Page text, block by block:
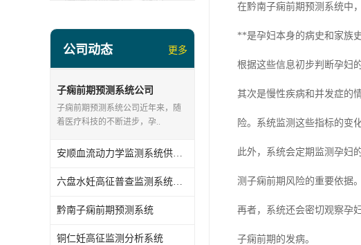
公司动态 更多
子痫前期预测系统公司
子痫前期预测系统公司近年来，随
着医疗科技的不断进步，孕..
安顺血流动力学监测系统供应商
六盘水妊高征普查监测系统公司
黔南子痫前期预测系统
铜仁妊高征监测分析系统
在黔南子痫前期预测系统中
**是孕妇本身的病史和家族
根据这些信息初步判断孕妇
其次是慢性疾病和并发症的
险。系统监测这些指标的变
此外，系统会定期监测孕妇
测子痫前期风险的重要依据。
再者，系统还会密切观察孕
子痫前期的发病。